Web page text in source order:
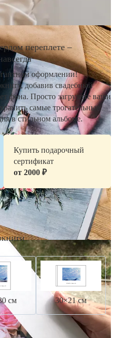
переплете –
оформлении!
добавив свадебный
фона. Просто загрузите ваши
самые трогательные
в стильном альбоме.
Купить подарочный
сертификат
от 2000 ₽
см 30×21 см